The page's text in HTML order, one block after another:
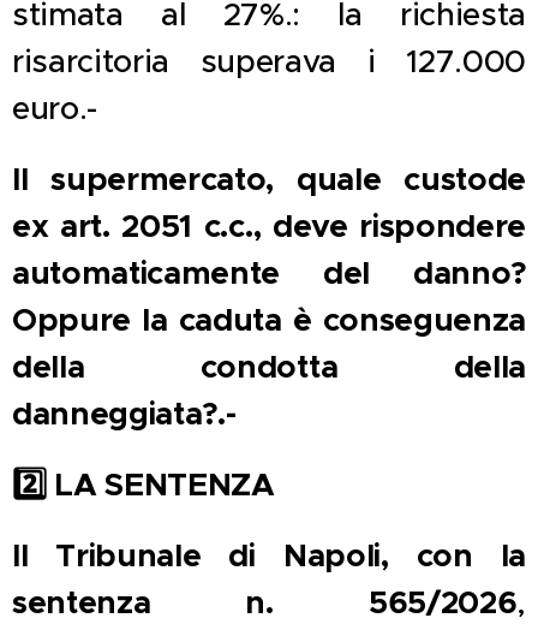
stimata al 27%.: la richiesta
risarcitoria superava i 127.000
euro.-
Il supermercato, quale custode
ex art. 2051 c.c., deve rispondere
automaticamente del danno?
Oppure la caduta è conseguenza
della condotta della
danneggiata?.-
2️LA SENTENZA
Il Tribunale di Napoli, con la
sentenza n. 565/2026,